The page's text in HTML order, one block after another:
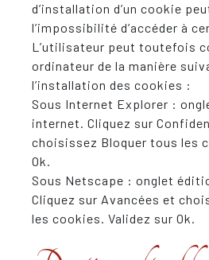
d’installation d’un cookie
l’impossibilité d’accéder à
L’utilisateur peut toutefois
ordinateur de la manière
l’installation des cookies :
Sous Internet Explorer :
internet. Cliquez sur
choisissez Bloquer tous les
Ok.
Sous Netscape : onglet
Cliquez sur Avancées et
les cookies. Validez sur Ok.